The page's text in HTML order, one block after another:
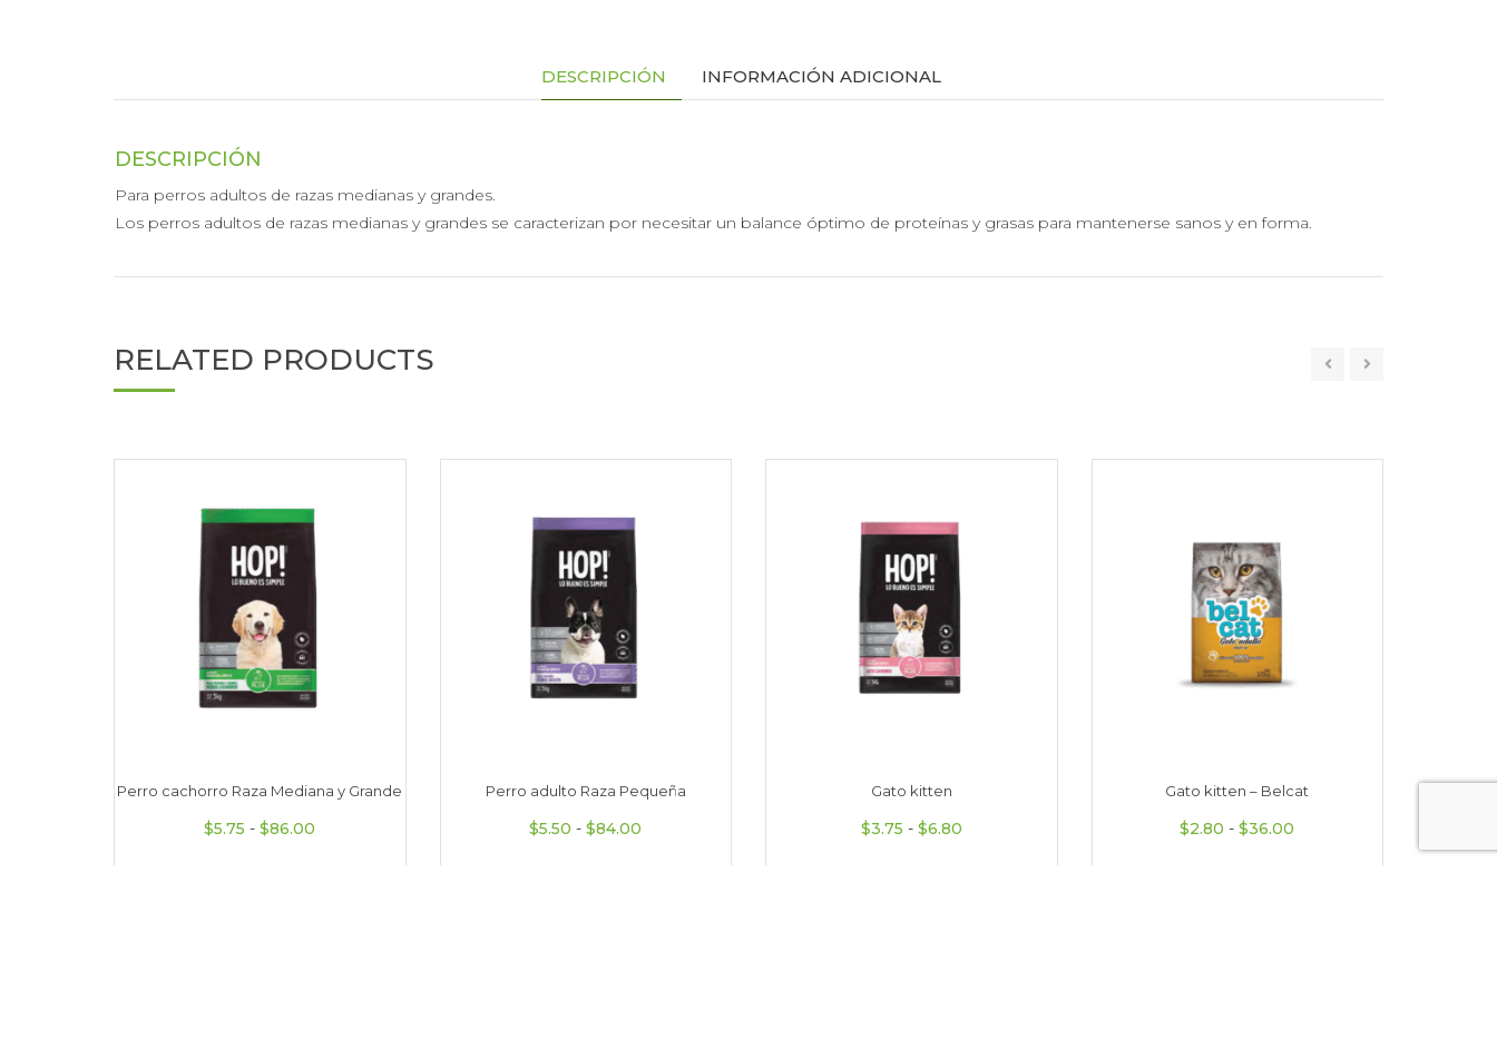
DESCRIPCIÓN INFORMACIÓN ADICIONAL
DESCRIPCIÓN
Para perros adultos de razas medianas y grandes.
Los perros adultos de razas medianas y grandes se caracterizan por necesitar un balance óptimo de proteínas y grasas para mantenerse sanos y en forma.
RELATED PRODUCTS
Perro cachorro Raza Mediana y Grande
$5.75 - $86.00 Rango de precios: desde $5.75 hasta $86.00
Perro adulto Raza Pequeña
$5.50 - $84.00 Rango de precios: desde $5.50 hasta $84.00
Gato kitten
$3.75 - $6.80Rango de precios: desde $3.75 hasta $6.80
Gato kitten – Belcat
$2.80 - $36.00